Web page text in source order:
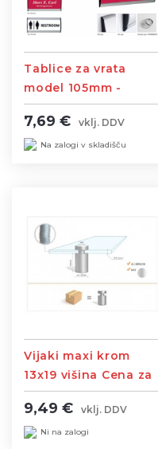
Tablice za vrata
model 105mm -
Velikost napisa je
105x250 mm velikost
tablice je 120x256
7,69 € vklj. DDV
Na zalogi v skladišču
Vijaki maxi krom
13x19 višina Cena za
paket 4kos
9,49 € vklj. DDV
Ni na zalogi